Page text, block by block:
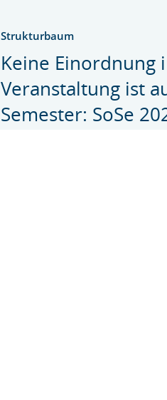
Strukturbaum
Keine Einordnung
Veranstaltung ist
Semester: SoSe